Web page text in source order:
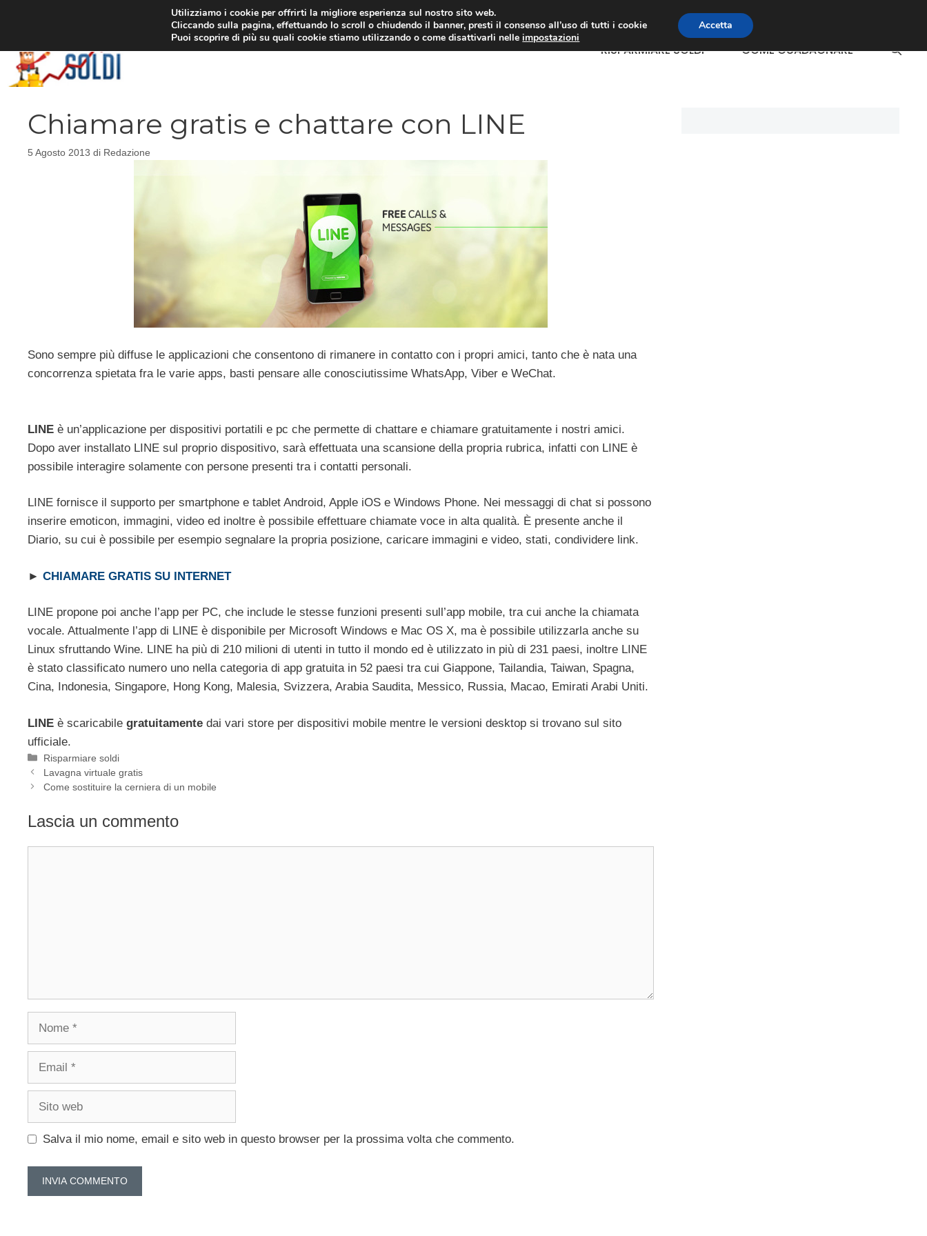
RISPARMIARE SOLDI COME GUADAGNARE
Chiamare gratis e chattare con LINE
5 Agosto 2013 di Redazione
Sono sempre più diffuse le applicazioni che consentono di rimanere in contatto con i propri amici, tanto che è nata una
concorrenza spietata fra le varie apps, basti pensare alle conosciutissime WhatsApp, Viber e WeChat.
LINE è un’applicazione per dispositivi portatili e pc che permette di chattare e chiamare gratuitamente i nostri amici.
Dopo aver installato LINE sul proprio dispositivo, sarà effettuata una scansione della propria rubrica, infatti con LINE è
possibile interagire solamente con persone presenti tra i contatti personali.
LINE fornisce il supporto per smartphone e tablet Android, Apple iOS e Windows Phone. Nei messaggi di chat si possono
inserire emoticon, immagini, video ed inoltre è possibile effettuare chiamate voce in alta qualità. È presente anche il
Diario, su cui è possibile per esempio segnalare la propria posizione, caricare immagini e video, stati, condividere link.
► CHIAMARE GRATIS SU INTERNET
LINE propone poi anche l’app per PC, che include le stesse funzioni presenti sull’app mobile, tra cui anche la chiamata
vocale. Attualmente l’app di LINE è disponibile per Microsoft Windows e Mac OS X, ma è possibile utilizzarla anche su
Linux sfruttando Wine. LINE ha più di 210 milioni di utenti in tutto il mondo ed è utilizzato in più di 231 paesi, inoltre LINE
è stato classificato numero uno nella categoria di app gratuita in 52 paesi tra cui Giappone, Tailandia, Taiwan, Spagna,
Cina, Indonesia, Singapore, Hong Kong, Malesia, Svizzera, Arabia Saudita, Messico, Russia, Macao, Emirati Arabi Uniti.
LINE è scaricabile gratuitamente dai vari store per dispositivi mobile mentre le versioni desktop si trovano sul sito
ufficiale.
Categorie
Risparmiare soldi
Lavagna virtuale gratis
Come sostituire la cerniera di un mobile
Lascia un commento
Nome
Email
Sito
Salva il mio nome, email e sito web in questo browser per la prossima volta che commento.
Utilizziamo i cookie per offrirti la migliore esperienza sul nostro sito web.
Cliccando sulla pagina, effettuando lo scroll o chiudendo il banner, presti il consenso all’uso di tutti i cookie
Puoi scoprire di più su quali cookie stiamo utilizzando o come disattivarli nelleimpostazioni
Accetta